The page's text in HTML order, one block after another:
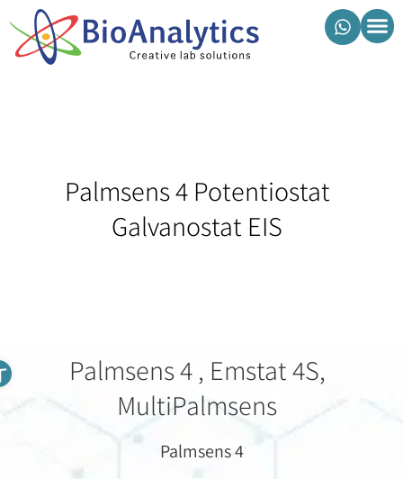
Palmsens 4 Potentiostat
Galvanostat EIS
Palmsens 4 , Emstat 4S,
MultiPalmsens
Palmsens 4
פתח סרגל נגישות